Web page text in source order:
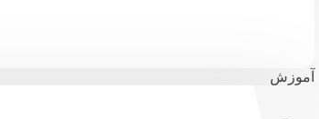
آموزش